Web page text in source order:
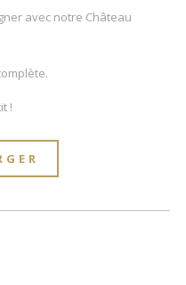
avec notre Château
!